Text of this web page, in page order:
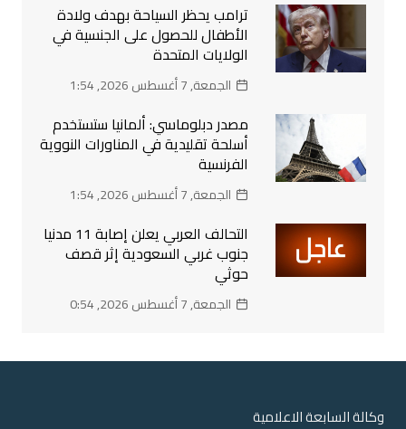
ترامب يحظر السياحة بهدف ولادة
الأطفال للحصول على الجنسية في
الولايات المتحدة
الجمعة, 7 أغسطس 2026, 1:54
مصدر دبلوماسي: ألمانيا ستستخدم
أسلحة تقليدية في المناورات النووية
الفرنسية
الجمعة, 7 أغسطس 2026, 1:54
التحالف العربي يعلن إصابة 11 مدنيا
جنوب غربي السعودية إثر قصف
حوثي
الجمعة, 7 أغسطس 2026, 0:54
وكالة السابعة الاعلامية